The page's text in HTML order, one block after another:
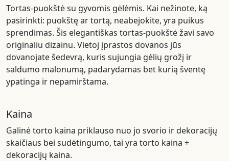
Tortas-puokštė su gyvomis gėlėmis. Kai nežinote, ką
pasirinkti: puokštę ar tortą, neabejokite, yra puikus
sprendimas. Šis elegantiškas tortas-puokštė žavi savo
originaliu dizainu. Vietoj įprastos dovanos jūs
dovanojate šedevrą, kuris sujungia gėlių grožį ir
saldumo malonumą, padarydamas bet kurią šventę
ypatinga ir nepamirštama.
Kaina
Galinė torto kaina priklauso nuo jo svorio ir dekoracijų
skaičiaus bei sudėtingumo, tai yra torto kaina +
dekoracijų kaina.